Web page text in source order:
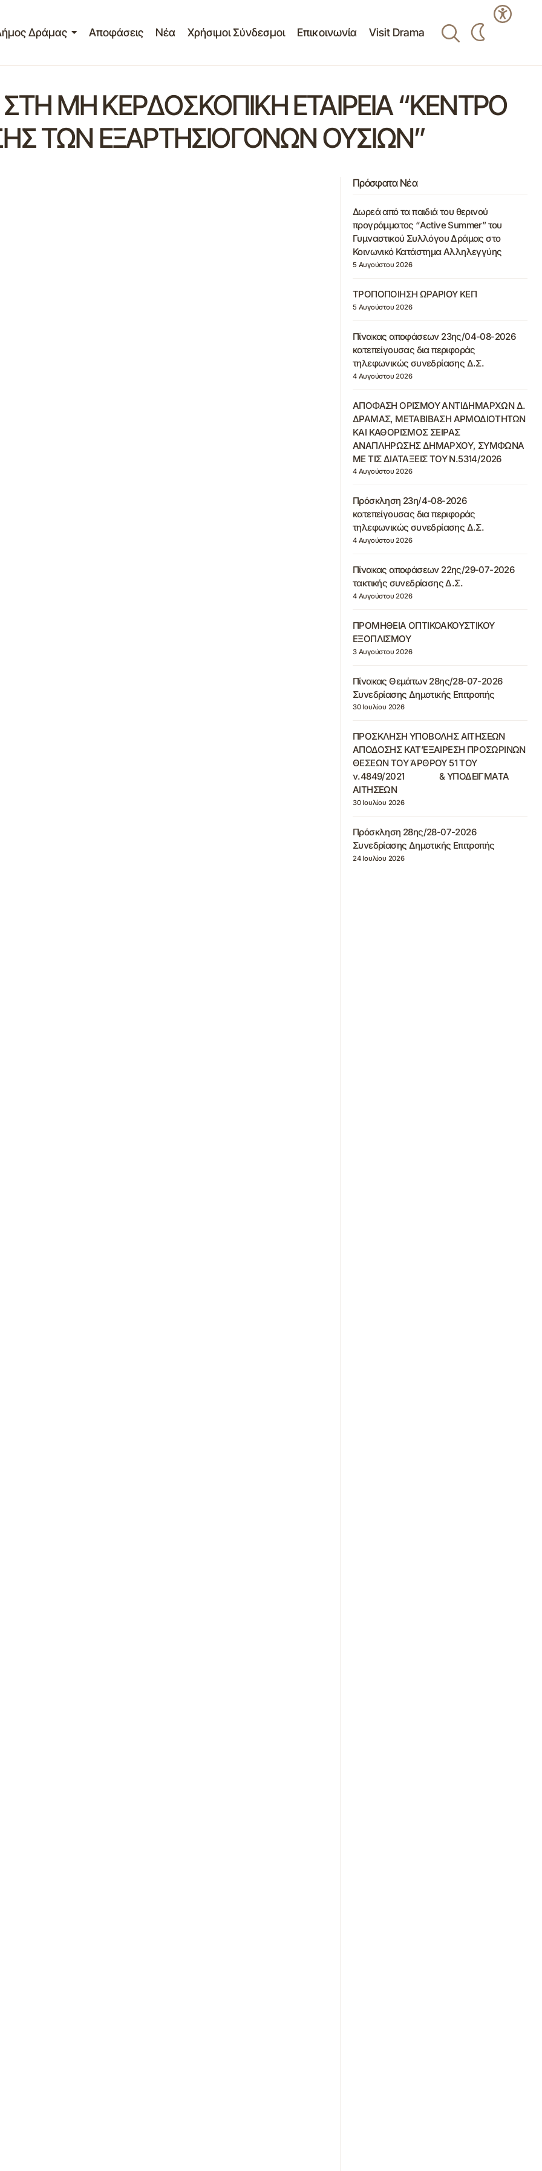
Δράμας Αποφάσεις Νέα Χρήσιμοι Σύνδεσμοι Επικοινωνία Visit Drama
ΣΤΗ ΜΗ ΚΕΡΔΟΣΚΟΠΙΚΗ ΕΤΑΙΡΕΙΑ “ΚΕΝΤΡΟ
ΤΩΝ ΕΞΑΡΤΗΣΙΟΓΟΝΩΝ ΟΥΣΙΩΝ”
Πρόσφατα Νέα
Δωρεά από τα παιδιά του θερινού
προγράμματος “Active Summer” του
Γυμναστικού Συλλόγου Δράμας στο
Κοινωνικό Κατάστημα Αλληλεγγύης
5 Αυγούστου 2026
ΤΡΟΠΟΠΟΙΗΣΗ ΩΡΑΡΙΟΥ ΚΕΠ
5 Αυγούστου 2026
Πίνακας αποφάσεων 23ης/04-08-2026
κατεπείγουσας δια περιφοράς
τηλεφωνικώς συνεδρίασης Δ.Σ.
4 Αυγούστου 2026
ΑΠΟΦΑΣΗ ΟΡΙΣΜΟΥ ΑΝΤΙΔΗΜΑΡΧΩΝ Δ.
ΔΡΑΜΑΣ, ΜΕΤΑΒΙΒΑΣΗ ΑΡΜΟΔΙΟΤΗΤΩΝ
ΚΑΙ ΚΑΘΟΡΙΣΜΟΣ ΣΕΙΡΑΣ
ΑΝΑΠΛΗΡΩΣΗΣ ΔΗΜΑΡΧΟΥ, ΣΥΜΦΩΝΑ
ΜΕ ΤΙΣ ΔΙΑΤΑΞΕΙΣ ΤΟΥ Ν.5314/2026
4 Αυγούστου 2026
Πρόσκληση 23η/4-08-2026
κατεπείγουσας δια περιφοράς
τηλεφωνικώς συνεδρίασης Δ.Σ.
4 Αυγούστου 2026
Πίνακας αποφάσεων 22ης/29-07-2026
τακτικής συνεδρίασης Δ.Σ.
4 Αυγούστου 2026
ΠΡΟΜΗΘΕΙΑ ΟΠΤΙΚΟΑΚΟΥΣΤΙΚΟΥ
ΕΞΟΠΛΙΣΜΟΥ
3 Αυγούστου 2026
Πίνακας Θεμάτων 28ης/28-07-2026
Συνεδρίασης Δημοτικής Επιτροπής
30 Ιουλίου 2026
ΠΡΟΣΚΛΗΣΗ ΥΠΟΒΟΛΗΣ ΑΙΤΗΣΕΩΝ
ΑΠΟΔΟΣΗΣ ΚΑΤ’ΕΞΑΙΡΕΣΗ ΠΡΟΣΩΡΙΝΩΝ
ΘΕΣΕΩΝ ΤΟΥ ΆΡΘΡΟΥ 51 ΤΟΥ
ν.4849/2021 & ΥΠΟΔΕΙΓΜΑΤΑ
ΑΙΤΗΣΕΩΝ
30 Ιουλίου 2026
Πρόσκληση 28ης/28-07-2026
Συνεδρίασης Δημοτικής Επιτροπής
24 Ιουλίου 2026